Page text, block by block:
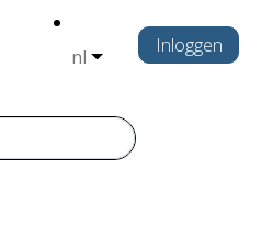
nl Inloggen